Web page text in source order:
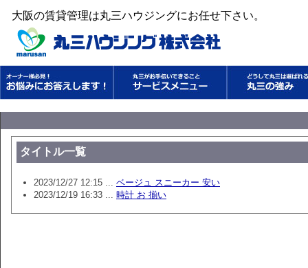
大阪の賃貸管理は丸三ハウジングにお任せ下さい。
タイトル一覧
2023/12/27 12:15 ... ベージュ スニーカー 安い
2023/12/19 16:33 ... 時計 お 揃い